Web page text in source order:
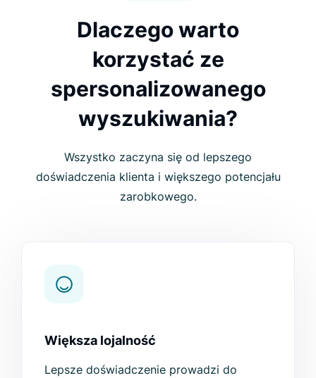
Dlaczego warto
korzystać ze
spersonalizowanego
wyszukiwania?
Wszystko zaczyna się od lepszego
doświadczenia klienta i większego potencjału
zarobkowego.
Większa lojalność
Lepsze doświadczenie prowadzi do